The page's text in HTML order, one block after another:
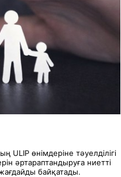
өнімдеріне тәуелділігі
әртараптандыруға ниетті
байқатады.